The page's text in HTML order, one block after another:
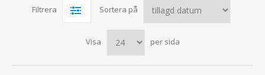
Filtrera Sortera på
Visa per sida